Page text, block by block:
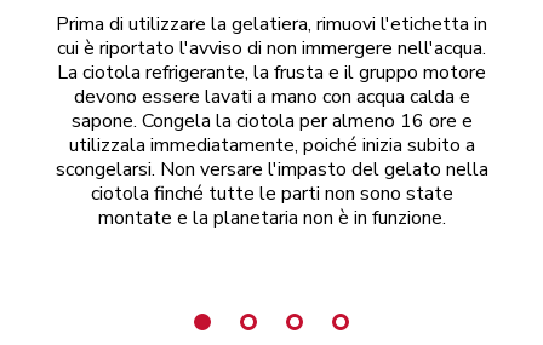
Prima di utilizzare la gelatiera, rimuovi l'etichetta in
cui è riportato l'avviso di non immergere nell'acqua.
La ciotola refrigerante, la frusta e il gruppo motore
devono essere lavati a mano con acqua calda e
sapone. Congela la ciotola per almeno 16 ore e
utilizzala immediatamente, poiché inizia subito a
scongelarsi. Non versare l'impasto del gelato nella
ciotola finché tutte le parti non sono state
montate e la planetaria non è in funzione.